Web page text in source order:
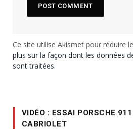
Ce site utilise Akismet pour réduire
plus sur la façon dont les données
sont traitées.
VIDÉO : ESSAI PORSCHE
CABRIOLET